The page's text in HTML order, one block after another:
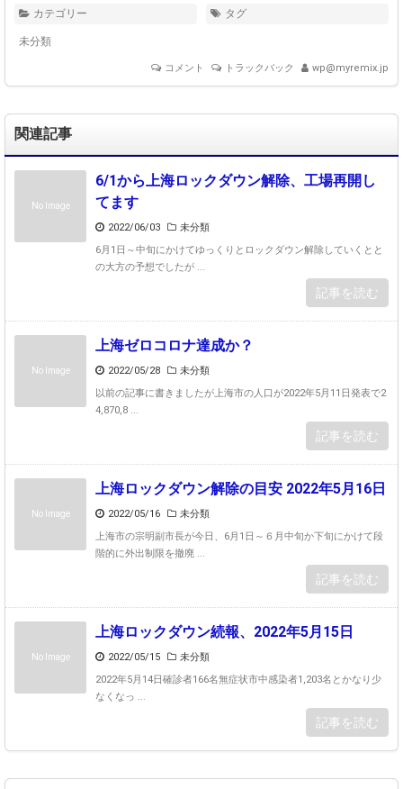
カテゴリー
未分類
タグ
コメント トラックバック wp@myremix.jp
関連記事
No Image
6/1から上海ロックダウン解除、工場再開し
てます
2022/06/03
未分類
6月1日～中旬にかけてゆっくりとロックダウン解除していくとと
の大方の予想でしたが ...
記事を読む
No Image
上海ゼロコロナ達成か？
2022/05/28
未分類
以前の記事に書きましたが上海市の人口が2022年5月11日発表で2
4,870,8 ...
記事を読む
No Image
上海ロックダウン解除の目安 2022年5月16日
2022/05/16
未分類
上海市の宗明副市長が今日、6月1日～６月中旬か下旬にかけて段
階的に外出制限を撤廃 ...
記事を読む
No Image
上海ロックダウン続報、2022年5月15日
2022/05/15
未分類
2022年5月14日確診者166名無症状市中感染者1,203名とかなり少
なくなっ ...
記事を読む